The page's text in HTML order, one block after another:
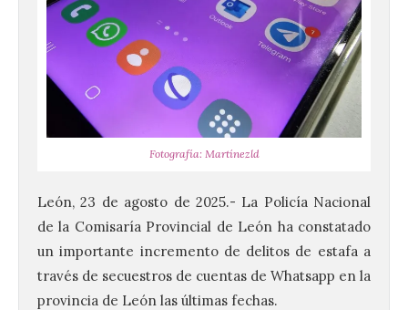
Fotografía: Martínezld
León, 23 de agosto de 2025.- La Policía Nacional
de la Comisaría Provincial de León ha constatado
un importante incremento de delitos de estafa a
través de secuestros de cuentas de Whatsapp en la
provincia de León las últimas fechas.